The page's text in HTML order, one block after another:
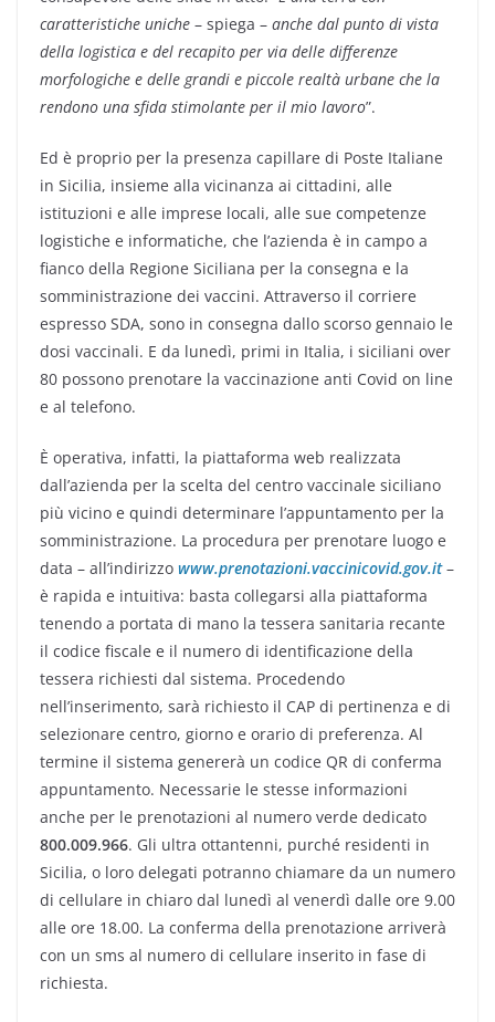
caratteristiche uniche – spiega – anche dal punto di vista
della logistica e del recapito per via delle differenze
morfologiche e delle grandi e piccole realtà urbane che la
rendono una sfida stimolante per il mio lavoro”.
Ed è proprio per la presenza capillare di Poste Italiane
in Sicilia, insieme alla vicinanza ai cittadini, alle
istituzioni e alle imprese locali, alle sue competenze
logistiche e informatiche, che l’azienda è in campo a
fianco della Regione Siciliana per la consegna e la
somministrazione dei vaccini. Attraverso il corriere
espresso SDA, sono in consegna dallo scorso gennaio le
dosi vaccinali. E da lunedì, primi in Italia, i siciliani over
80 possono prenotare la vaccinazione anti Covid on line
e al telefono.
È operativa, infatti, la piattaforma web realizzata
dall’azienda per la scelta del centro vaccinale siciliano
più vicino e quindi determinare l’appuntamento per la
somministrazione. La procedura per prenotare luogo e
data – all’indirizzo www.prenotazioni.vaccinicovid.gov.it–
è rapida e intuitiva: basta collegarsi alla piattaforma
tenendo a portata di mano la tessera sanitaria recante
il codice fiscale e il numero di identificazione della
tessera richiesti dal sistema. Procedendo
nell’inserimento, sarà richiesto il CAP di pertinenza e di
selezionare centro, giorno e orario di preferenza. Al
termine il sistema genererà un codice QR di conferma
appuntamento. Necessarie le stesse informazioni
anche per le prenotazioni al numero verde dedicato
800.009.966. Gli ultra ottantenni, purché residenti in
Sicilia, o loro delegati potranno chiamare da un numero
di cellulare in chiaro dal lunedì al venerdì dalle ore 9.00
alle ore 18.00. La conferma della prenotazione arriverà
con un sms al numero di cellulare inserito in fase di
richiesta.